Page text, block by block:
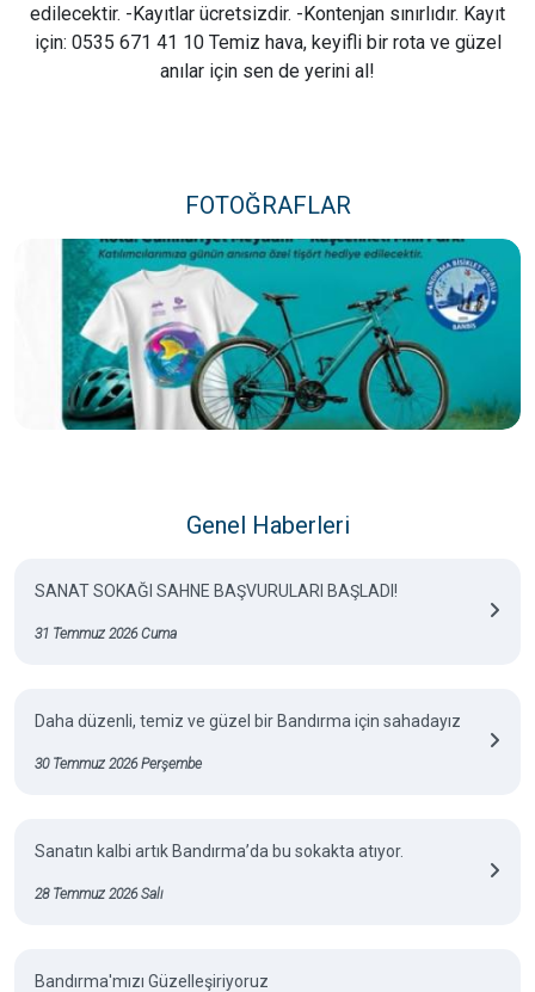
edilecektir. -Kayıtlar ücretsizdir. -Kontenjan sınırlıdır. Kayıt
için: 0535 671 41 10 Temiz hava, keyifli bir rota ve güzel
anılar için sen de yerini al!
FOTOĞRAFLAR
Genel Haberleri
SANAT SOKAĞI SAHNE BAŞVURULARI BAŞLADI!
31 Temmuz 2026 Cuma
Daha düzenli, temiz ve güzel bir Bandırma için sahadayız
30 Temmuz 2026 Perşembe
Sanatın kalbi artık Bandırma’da bu sokakta atıyor.
28 Temmuz 2026 Salı
Bandırma'mızı Güzelleşiriyoruz